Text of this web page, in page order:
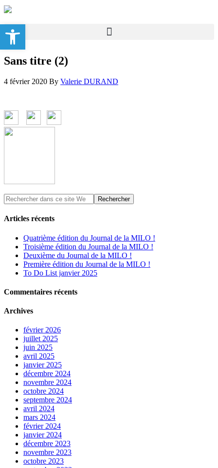
Sans titre (2)
4 février 2020 By Valerie DURAND
Articles récents
Quatrième édition du Journal de la MILO !
Troisième édition du Journal de la MILO !
Deuxième du Journal de la MILO !
Première édition du Journal de la MILO !
To Do List janvier 2025
Commentaires récents
Archives
février 2026
juillet 2025
juin 2025
avril 2025
janvier 2025
décembre 2024
novembre 2024
octobre 2024
septembre 2024
avril 2024
mars 2024
février 2024
janvier 2024
décembre 2023
novembre 2023
octobre 2023
Ouvrir la barre d’outils